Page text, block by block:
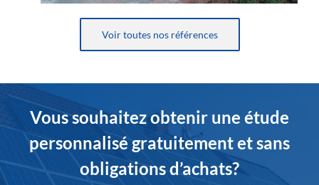
Voir toutes nos références
Vous souhaitez obtenir une étude
personnalisé gratuitement et sans
obligations d’achats?